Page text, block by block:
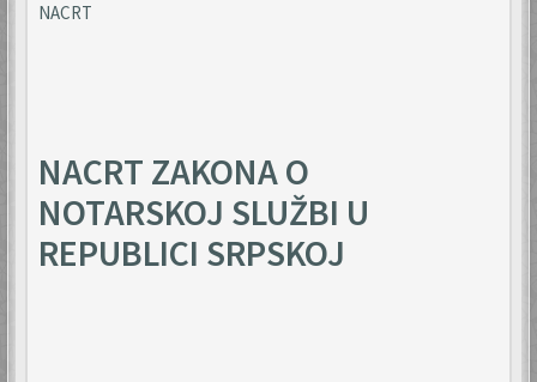
NACRT
NACRT ZAKONA O
NOTARSKOJ SLUŽBI U
REPUBLICI SRPSKOJ